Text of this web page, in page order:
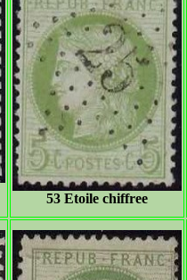
53 Etoile chiffree